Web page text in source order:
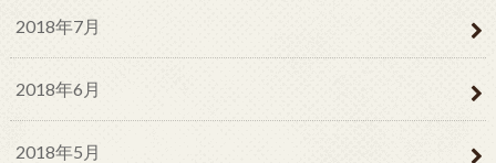
2018年7月
2018年6月
2018年5月